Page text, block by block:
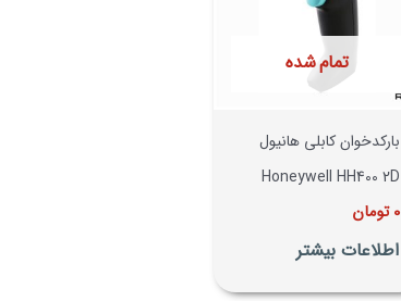
تمام شده
بارکدخوان کابلی هانیول
Honeywell HH400 2D
0 تومان
اطلاعات بیشتر